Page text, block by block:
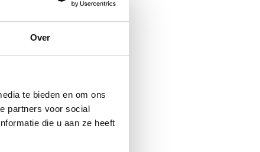
Over
te bieden en om ons
partners voor social
die u aan ze heeft